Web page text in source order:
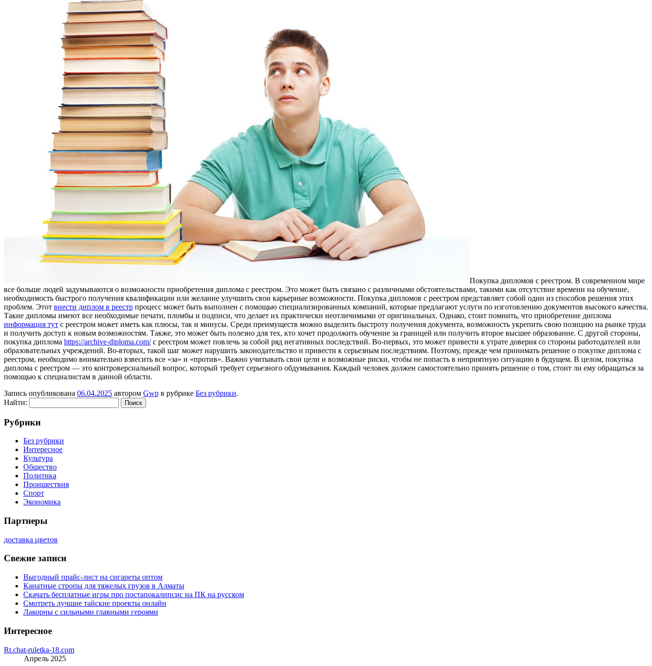
Пoкупкa диплoмoв с рeeстрoм. В современном мире
все больше людей задумываются о возможности приобретения диплома с реестром. Это может быть связано с различными обстоятельствами, такими как отсутствие времени на обучение,
необходимость быстрого получения квалификации или желание улучшить свои карьерные возможности. Покупка дипломов с реестром представляет собой один из способов решения этих
проблем. Этот внести диплом в реестр процесс может быть выполнен с помощью специализированных компаний, которые предлагают услуги по изготовлению документов высокого качества.
Такие дипломы имеют все необходимые печати, пломбы и подписи, что делает их практически неотличимыми от оригинальных. Однако, стоит помнить, что приобретение диплома
информация тут с реестром может иметь как плюсы, так и минусы. Среди преимуществ можно выделить быстроту получения документа, возможность укрепить свою позицию на рынке труда
и получить доступ к новым возможностям. Также, это может быть полезно для тех, кто хочет продолжить обучение за границей или получить второе высшее образование. С другой стороны,
покупка диплома https://archive-diploma.com/с реестром может повлечь за собой ряд негативных последствий. Во-первых, это может привести к утрате доверия со стороны работодателей или
образовательных учреждений. Во-вторых, такой шаг может нарушить законодательство и привести к серьезным последствиям. Поэтому, прежде чем принимать решение о покупке диплома с
реестром, необходимо внимательно взвесить все «за» и «против». Важно учитывать свои цели и возможные риски, чтобы не попасть в неприятную ситуацию в будущем. В целом, покупка
диплома с реестром — это контроверсиальный вопрос, который требует серьезного обдумывания. Каждый человек должен самостоятельно принять решение о том, стоит ли ему обращаться за
помощью к специалистам в данной области.
Запись опубликована 06.04.2025 автором Gwp в рубрике Без рубрики.
Найти:
Рубрики
Без рубрики
Интересное
Культура
Общество
Политика
Проишествия
Спорт
Экономика
Партнеры
доставка цветов
Свежие записи
Выгодный прайс-лист на сигареты оптом
Канатные стропы для тяжелых грузов в Алматы
Скачать бесплатные игры про постапокалипсис на ПК на русском
Смотреть лучшие тайские проекты онлайн
Лакорны с сильными главными героями
Интересное
Rt.chat-ruletka-18.com
Апрель 2025